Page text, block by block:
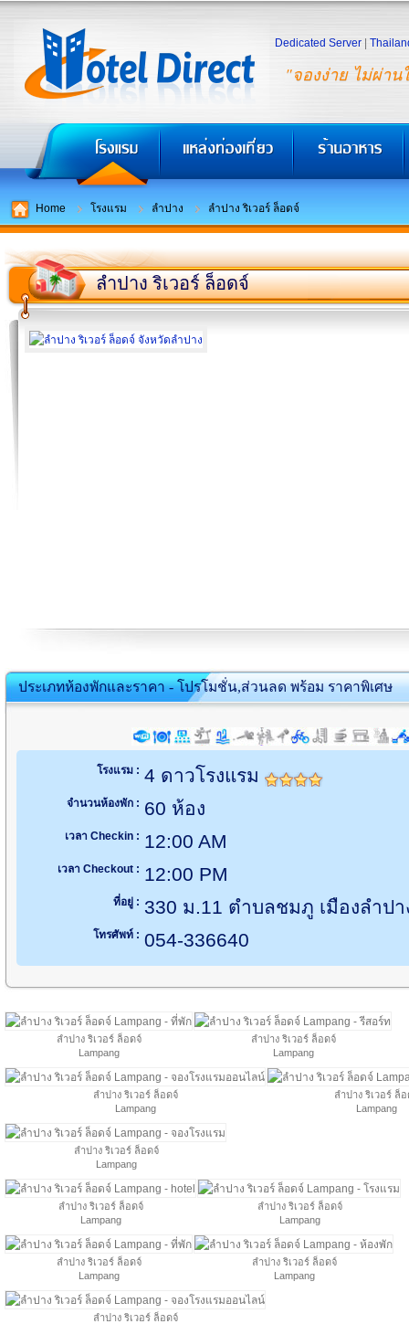
"จองง่าย ไม่ผ่าน
Dedicated Server
Home โรงแรม ลำปาง ลำปาง ริเวอร์ ล็อดจ์
ลำปาง ริเวอร์ ล็อดจ์
ประเภทห้องพักและราคา - โปรโมชั่น,ส่วนลด พร้อม ราคาพิเศษ
โรงแรม : 4 ดาวโรงแรม
จำนวนห้องพัก : 60 ห้อง
เวลา Checkin : 12:00 AM
เวลา Checkout : 12:00 PM
ที่อยู่ : 330 ม.11 ตำบลชมภู เมืองลำปา
โทรศัพท์ : 054-336640
ลำปาง ริเวอร์ ล็อดจ์
Lampang
ลำปาง ริเวอร์ ล็อดจ์
Lampang
ลำปาง ริเวอร์ ล็อดจ์
Lampang
ลำปาง ริเวอร์ ล็
Lampang
ลำปาง ริเวอร์ ล็อดจ์
Lampang
ลำปาง ริเวอร์ ล็อดจ์
Lampang
ลำปาง ริเวอร์ ล็อดจ์
Lampang
ลำปาง ริเวอร์ ล็อดจ์
Lampang
ลำปาง ริเวอร์ ล็อดจ์
Lampang
ลำปาง ริเวอร์ ล็อดจ์